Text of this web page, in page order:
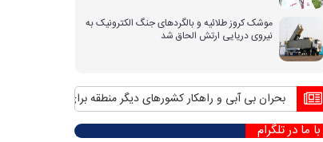
موشک کروز طلائیه و بالگردهای جنگ الکترونیک به
نیروی دریایی ارتش الحاق شد
بحران بی آبی و راهکار کشورهای دیگر منطقه برای مواجهه با آن منافع
با ما در تلگرام